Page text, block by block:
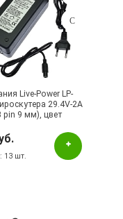
(ЦЕНТР)
Live-Power LP-
29.4V-2A
pin 9 мм), цвет
13 шт.